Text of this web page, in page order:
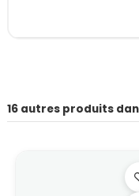
16 autres produits